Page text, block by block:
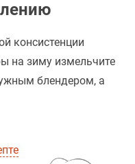
консистенции
на зиму измельчите
блендером, а